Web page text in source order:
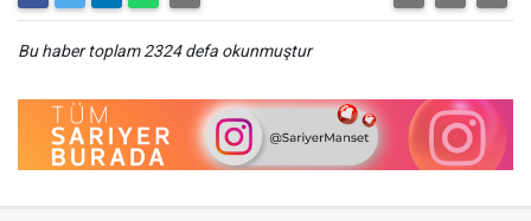
Bu haber toplam 2324 defa okunmuştur